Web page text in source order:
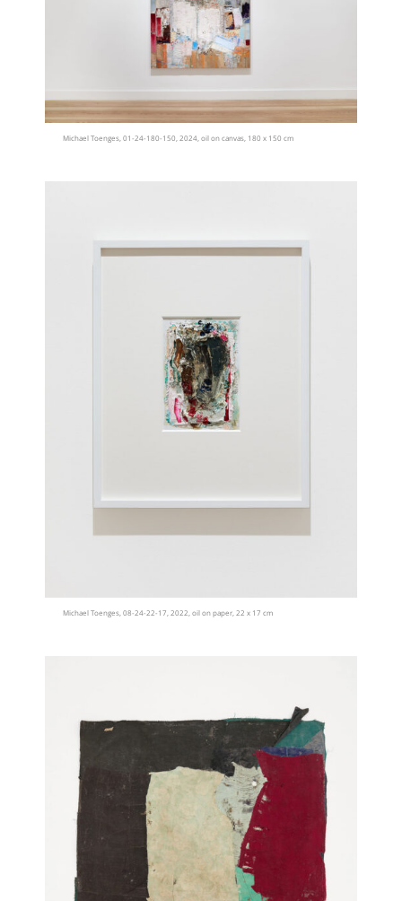
Michael Toenges, 01-24-180-150, 2024, oil on canvas, 180 x 150 cm
Michael Toenges, 08-24-22-17, 2022, oil on paper, 22 x 17 cm